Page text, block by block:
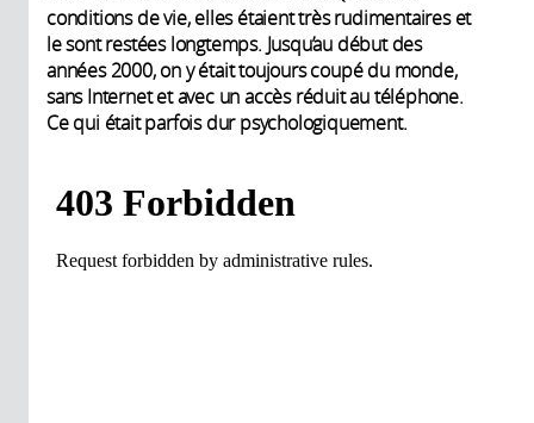
conditions de vie, elles étaient très rudimentaires et
le sont restées longtemps. Jusqu’au début des
années 2000, on y était toujours coupé du monde,
sans Internet et avec un accès réduit au téléphone.
Ce qui était parfois dur psychologiquement.